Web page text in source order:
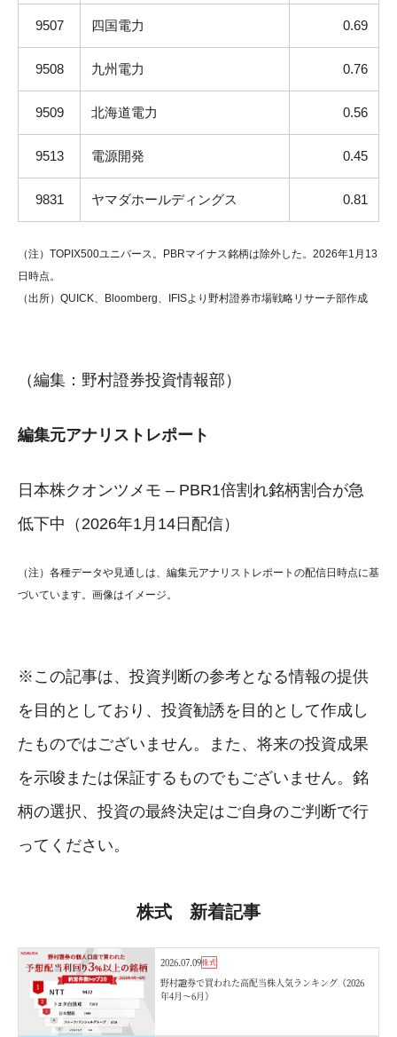
9507 四国電力 0.69
9508 九州電力 0.76
9509 北海道電力 0.56
9513 電源開発 0.45
9831 ヤマダホールディングス 0.81
（注）TOPIX500ユニバース。PBRマイナス銘柄は除外した。2026年1月13
日時点。
（出所）QUICK、Bloomberg、IFISより野村證券市場戦略リサーチ部作成
（編集：野村證券投資情報部）
編集元アナリストレポート
日本株クオンツメモ – PBR1倍割れ銘柄割合が急
低下中（2026年1月14日配信）
（注）各種データや見通しは、編集元アナリストレポートの配信日時点に基
づいています。画像はイメージ。
※この記事は、投資判断の参考となる情報の提供
を目的としており、投資勧誘を目的として作成し
たものではございません。また、将来の投資成果
を示唆または保証するものでもございません。銘
柄の選択、投資の最終決定はご自身のご判断で行
ってください。
株式 新着記事
2026.07.09株式
野村證券で買われた高配当株人気ランキング（2026
年4月〜6月）